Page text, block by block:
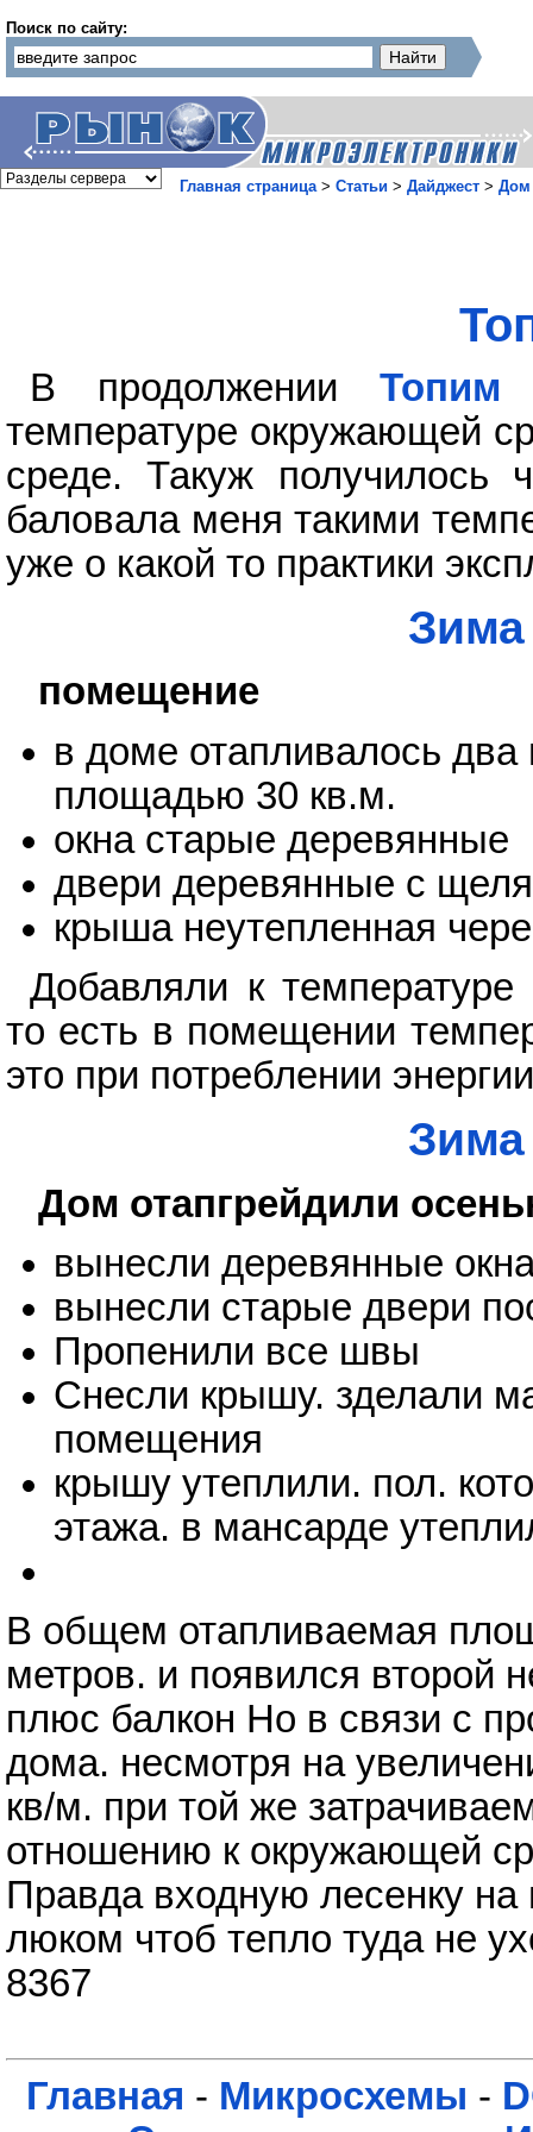
Поиск по сайту:
Главная страница> Статьи > Дайджест > Дом
В продолжении Топим
температуре окружающей
среде. Такуж
баловала меня такими
уже о какой то практики
Зима
помещение
в доме отапливалось
площадью 30 кв.м.
окна старые деревянные
двери деревянные с
крыша неутепленная
Добавляли к
то есть в помещении
это при потреблении
Зима
Дом отапгрейдили
вынесли деревянные
вынесли старые двери
Пропенили все швы
Снесли крышу. зделали
помещения
крышу утеплили. пол.
этажа. в мансарде
В общем отапливаемая
метров. и появился второй
плюс балкон Но в связи с
дома. несмотря на
кв/м. при той же
отношению к окружающей
Правда входную лесенку на
люком чтоб тепло туда не
8367
Главная - Микросхемы -